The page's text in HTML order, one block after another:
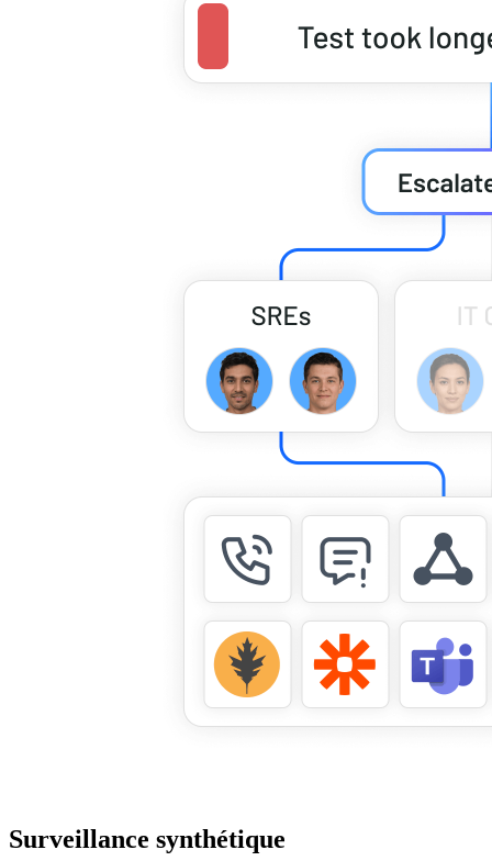
Surveillance synthétique